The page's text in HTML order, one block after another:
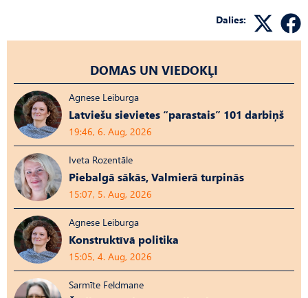
Dalies:
DOMAS UN VIEDOKĻI
Agnese Leiburga
Latviešu sievietes “parastais” 101 darbiņš
19:46, 6. Aug, 2026
Iveta Rozentāle
Piebalgā sākās, Valmierā turpinās
15:07, 5. Aug, 2026
Agnese Leiburga
Konstruktīvā politika
15:05, 4. Aug, 2026
Sarmīte Feldmane